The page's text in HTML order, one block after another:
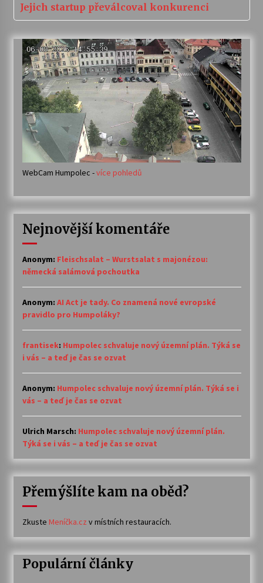
Jejich startup převálcoval konkurenci
WebCam Humpolec -více pohledů
Nejnovější komentáře
Anonym: Fleischsalat – Wurstsalat s majonézou:
německá salámová pochoutka
Anonym: AI Act je tady. Co znamená nové evropské
pravidlo pro Humpoláky?
frantisek: Humpolec schvaluje nový územní plán. Týká se
i vás – a teď je čas se ozvat
Anonym: Humpolec schvaluje nový územní plán. Týká se i
vás – a teď je čas se ozvat
Ulrich Marsch: Humpolec schvaluje nový územní plán.
Týká se i vás – a teď je čas se ozvat
Přemýšlíte kam na oběd?
Zkuste Meníčka.cz v místních restauracích.
Populární články